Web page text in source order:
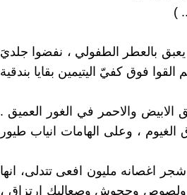
)
بالعطر الطفولي ، نفضوا جلديَ
فوق كفيّ اليتيمين بقايا بندقية
والاحمر في الغور العميق .
، وعلى الهامات انياب طيور
اغصانه مليون افعى تتدلى، انها
ولصوص وجحوش وصعاليك ارتزاق ،